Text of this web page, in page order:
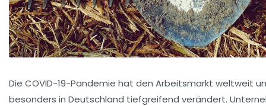
Die COVID-19-Pandemie hat den Arbeitsmarkt weltweit
besonders in Deutschland tiefgreifend verändert.